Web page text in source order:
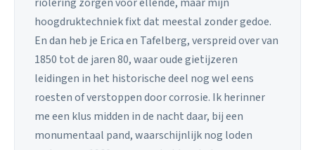
hoogdruktechniek fixt dat meestal zonder gedoe.
En dan heb je Erica en Tafelberg, verspreid over van
1850 tot de jaren 80, waar oude gietijzeren
leidingen in het historische deel nog wel eens
roesten of verstoppen door corrosie. Ik herinner
me een klus midden in de nacht daar, bij een
monumentaal pand, waarschijnlijk nog loden